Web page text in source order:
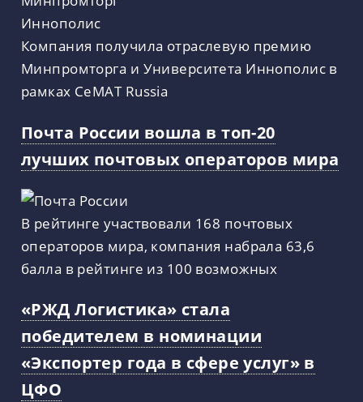
Компания получила отраслевую премию
Минпромторга и Университета Иннополис в
рамках CeMAT Russia
Почта России вошла в топ-20
лучших почтовых операторов мира
В рейтинге участвовали 168 почтовых
операторов мира, компания набрала 63,6
балла в рейтинге из 100 возможных
«РЖД Логистика» стала
победителем в номинации
«Экспортер года в сфере услуг» в
ЦФО